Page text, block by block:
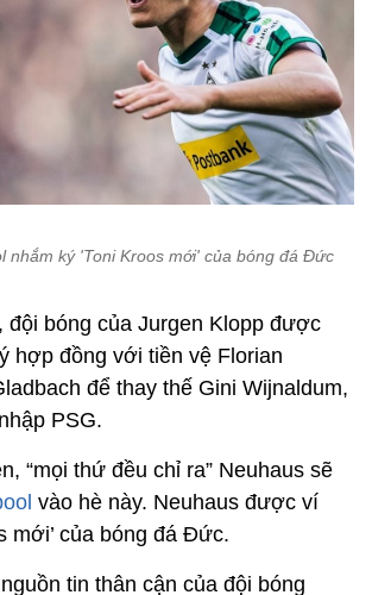
nhắm ký 'Toni Kroos mới' của bóng đá Đức
đội bóng của Jurgen Klopp được
hợp đồng với tiền vệ Florian
để thay thế Gini Wijnaldum,
PSG.
“mọi thứ đều chỉ ra” Neuhaus sẽ
vào hè này. Neuhaus được ví
mới’ của bóng đá Đức.
tin thân cận của đội bóng